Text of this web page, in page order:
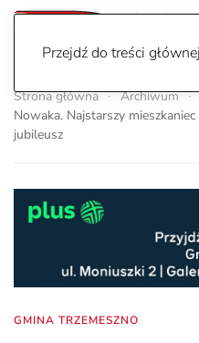
Przejdź do treści głównej
Strona główna Archiwum
Nowaka. Najstarszy
jubileusz
GMINA TRZEMESZNO